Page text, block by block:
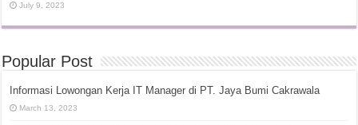
July 9, 2023
Popular Post
Informasi Lowongan Kerja IT Manager di PT. Jaya Bumi Cakrawala
March 13, 2023